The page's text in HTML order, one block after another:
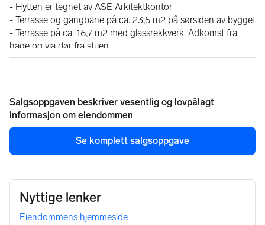
- Hytten er tegnet av ASE Arkitektkontor
- Terrasse og gangbane på ca. 23,5 m2 på sørsiden av bygget
- Terrasse på ca. 16,7 m2 med glassrekkverk. Adkomst fra
hage og via dør fra stuen
- Herlig lysinngang fra store vinduer i kjøkken/ stuesonen
Salgsoppgaven beskriver vesentlig og lovpålagt
informasjon om eiendommen
Se komplett salgsoppgave
Nyttige lenker
Eiendommens hjemmeside